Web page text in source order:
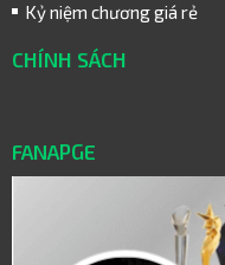
Kỷ niệm chương giá rẻ
CHÍNH SÁCH
FANAPGE